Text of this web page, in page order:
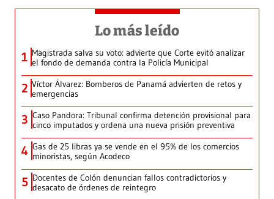
Lo más leído
1 Magistrada salva su voto: advierte que Corte evitó analizar
el fondo de demanda contra la Policía Municipal
2 Víctor Álvarez: Bomberos de Panamá advierten de retos y
emergencias
3 Caso Pandora: Tribunal confirma detención provisional para
cinco imputados y ordena una nueva prisión preventiva
4 Gas de 25 libras ya se vende en el 95% de los comercios
minoristas, según Acodeco
5 Docentes de Colón denuncian fallos contradictorios y
desacato de órdenes de reintegro